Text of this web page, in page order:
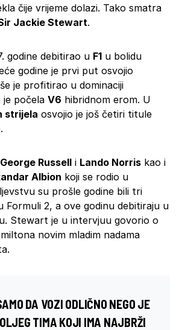
čije vrijeme dolazi. Tako smatra
Jackie Stewart.
godine debitirao u F1 u bolidu
godine je prvi put osvojio
je profitirao u dominaciji
je počela V6 hibridnom erom. U
strijela osvojio je još četiri titule
George Russell i Lando Norris kao i
Albion koji se rodio u
su prošle godine bili tri
Formuli 2, a ove godinu debitiraju u
Stewart je u intervjuu govorio o
novim mladim nadama
DA VOZI ODLIČNO NEGO JE
TIMA KOJI IMA NAJBRŽI